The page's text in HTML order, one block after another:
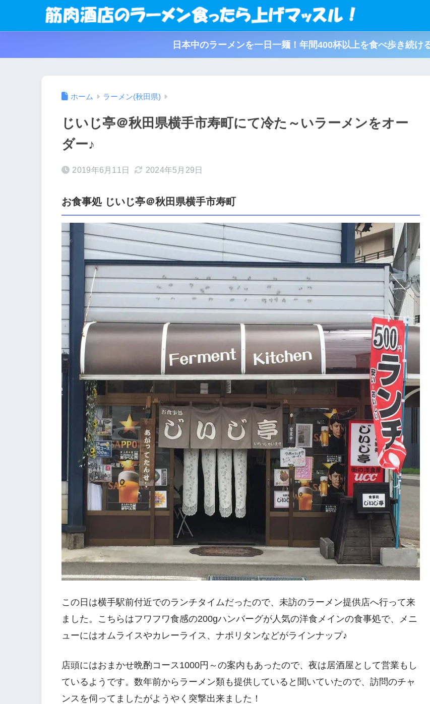
日本中のラーメンを一日一麺！年間400杯以上を食べ歩き続け
ホーム ラーメン(秋田県)
じいじ亭＠秋田県横手市寿町にて冷た～いラーメンをオー
ダー♪
2019年6月11日 2024年5月29日
お食事処 じいじ亭＠秋田県横手市寿町
この日は横手駅前付近でのランチタイムだったので、未訪のラーメン提供店へ行って来
ました。こちらはフワフワ食感の200gハンバーグが人気の洋食メインの食事処で、メニ
ューにはオムライスやカレーライス、ナポリタンなどがラインナップ♪
店頭にはおまかせ晩酌コース1000円～の案内もあったので、夜は居酒屋として営業もし
ているようです。数年前からラーメン類も提供していると聞いていたので、訪問のチャ
ンスを伺ってましたがようやく突撃出来ました！